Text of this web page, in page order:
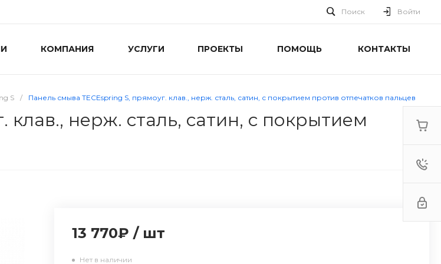
Поиск Войти
КОМПАНИЯ УСЛУГИ ПРОЕКТЫ ПОМОЩЬ КОНТАКТЫ
S / Панель смыва TECEspring S, прямоуг. клав., нерж. сталь, сатин, с покрытием против отпечатков пальцев
нерж. сталь, сатин, с покрытием
13 770₽ / шт
Нет в наличии